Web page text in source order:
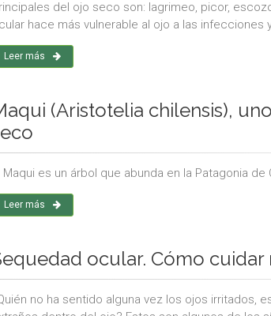
del ojo seco son: lagrimeo, picor,
hace más vulnerable al ojo a las infecciones
Leer más
(Aristotelia chilensis),
Maqui es un árbol que abunda en la Patagonia
Leer más
ocular. Cómo
no ha sentido alguna vez los ojos irritados,